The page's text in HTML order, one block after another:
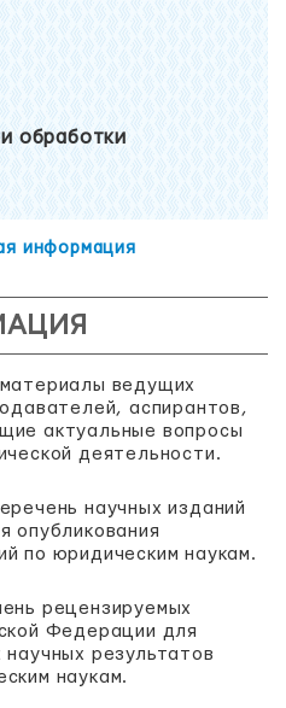
обработки
информация
ведущих
аспирантов,
актуальные вопросы
деятельности.
научных изданий
опубликования
по юридическим наукам.
рецензируемых
Федерации для
результатов
наукам.